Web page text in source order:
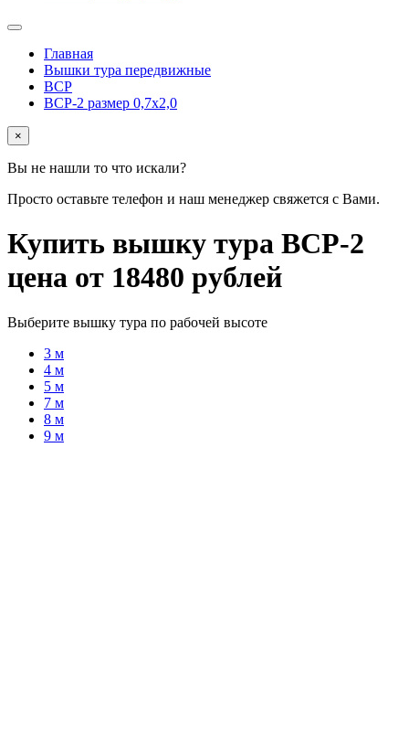
Главная
Вышки тура передвижные
ВСР
ВСР-2 размер 0,7х2,0
×
Вы не нашли то что искали?
Просто оставьте телефон и наш менеджер свяжется с Вами.
Купить вышку тура ВСР-2
цена от 18480 рублей
Выберите вышку тура по рабочей высоте
3 м
4 м
5 м
7 м
8 м
9 м